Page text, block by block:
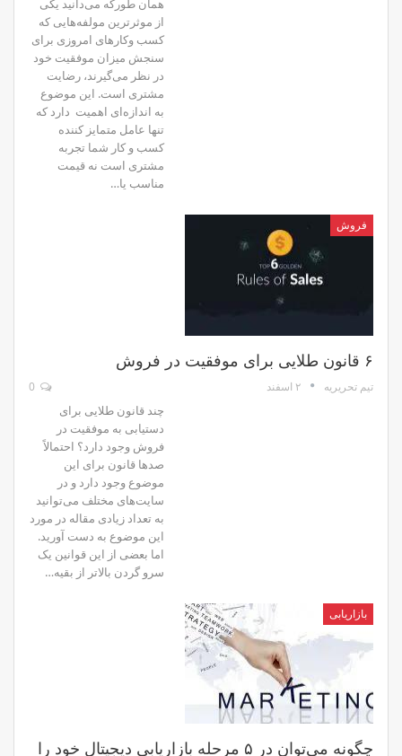
همان طورکه می‌دانید یکی
از موثرترین مولفه‌هایی که
کسب وکارهای امروزی برای
سنجش میزان موفقیت خود
در نظر می‌گیرند، رضایت
مشتری است. این موضوع
به اندازه‌ای اهمیت دارد که
تنها عامل متمایز کننده‌
کسب و کار شما تجربه
مشتری است نه قیمت
مناسب یا…
فروش
۶ قانون طلایی برای موفقیت در فروش
تیم تحریریه ۲ اسفند
چند قانون طلایی برای
دستیابی به موفقیت در
فروش وجود دارد؟ احتمالاً
صدها قانون برای این
موضوع وجود دارد و در
سایت‌های مختلف می‌توانید
به تعداد زیادی مقاله در مورد
این موضوع به دست آورید.
اما بعضی از این قوانین یک
سرو گردن بالاتر از بقیه…
بازاریابی
چگونه می‌توان در ۵ مرحله بازاریابی دیجیتال خود را